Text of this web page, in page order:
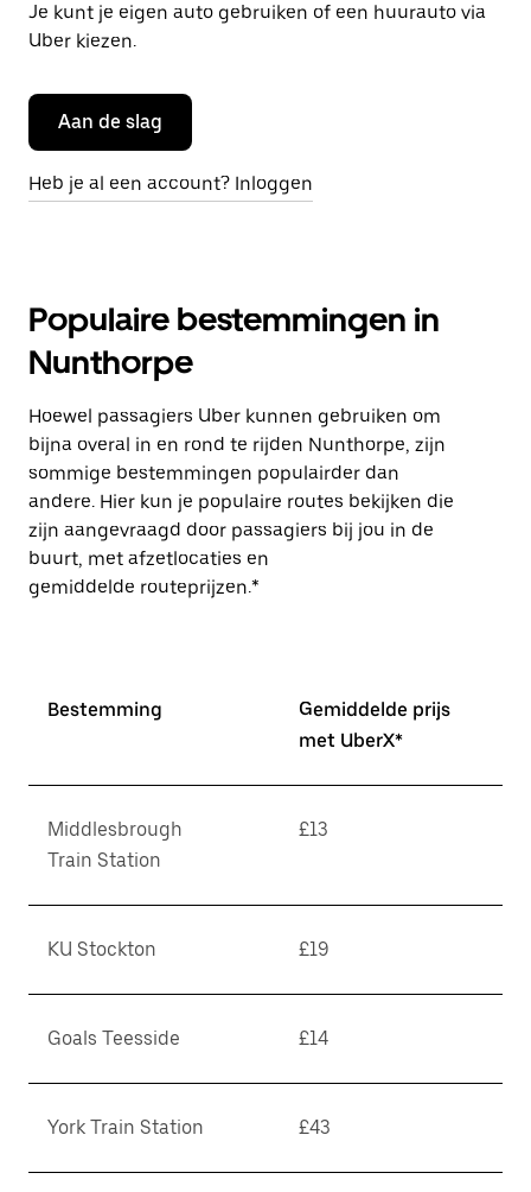
Je kunt je eigen auto gebruiken of een huurauto via
Uber kiezen.
Aan de slag
Heb je al een account? Inloggen
Populaire bestemmingen in
Nunthorpe
Hoewel passagiers Uber kunnen gebruiken om
bijna overal in en rond te rijden Nunthorpe, zijn
sommige bestemmingen populairder dan
andere. Hier kun je populaire routes bekijken die
zijn aangevraagd door passagiers bij jou in de
buurt, met afzetlocaties en
gemiddelde routeprijzen.*
Bestemming
Gemiddelde prijs
met UberX*
Middlesbrough
Train Station
£13
KU Stockton £19
Goals Teesside £14
York Train Station £43